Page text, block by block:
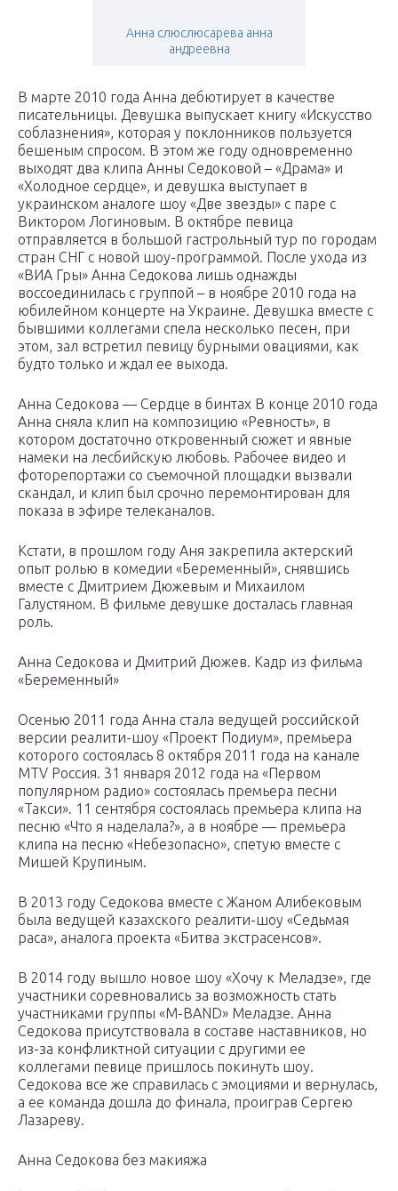
Анна слюслюсарева анна
андреевна
В марте 2010 года Анна дебютирует в качестве
писательницы. Девушка выпускает книгу «Искусство
соблазнения», которая у поклонников пользуется
бешеным спросом. В этом же году одновременно
выходят два клипа Анны Седоковой – «Драма» и
«Холодное сердце», и девушка выступает в
украинском аналоге шоу «Две звезды» с паре с
Виктором Логиновым. В октябре певица
отправляется в большой гастрольный тур по городам
стран СНГ с новой шоу-программой. После ухода из
«ВИА Гры» Анна Седокова лишь однажды
воссоединилась с группой – в ноябре 2010 года на
юбилейном концерте на Украине. Девушка вместе с
бывшими коллегами спела несколько песен, при
этом, зал встретил певицу бурными овациями, как
будто только и ждал ее выхода.
Анна Седокова — Сердце в бинтах В конце 2010 года
Анна сняла клип на композицию «Ревность», в
котором достаточно откровенный сюжет и явные
намеки на лесбийскую любовь. Рабочее видео и
фоторепортажи со съемочной площадки вызвали
скандал, и клип был срочно перемонтирован для
показа в эфире телеканалов.
Кстати, в прошлом году Аня закрепила актерский
опыт ролью в комедии «Беременный», снявшись
вместе с Дмитрием Дюжевым и Михаилом
Галустяном. В фильме девушке досталась главная
роль.
Анна Седокова и Дмитрий Дюжев. Кадр из фильма
«Беременный»
Осенью 2011 года Анна стала ведущей российской
версии реалити-шоу «Проект Подиум», премьера
которого состоялась 8 октября 2011 года на канале
MTV Россия. 31 января 2012 года на «Первом
популярном радио» состоялась премьера песни
«Такси». 11 сентября состоялась премьера клипа на
песню «Что я наделала?», а в ноябре — премьера
клипа на песню «Небезопасно», спетую вместе с
Мишей Крупиным.
В 2013 году Седокова вместе с Жаном Алибековым
была ведущей казахского реалити-шоу «Седьмая
раса», аналога проекта «Битва экстрасенсов».
В 2014 году вышло новое шоу «Хочу к Меладзе», где
участники соревновались за возможность стать
участниками группы «М-BAND» Меладзе. Анна
Седокова присутствовала в составе наставников, но
из-за конфликтной ситуации с другими ее
коллегами певице пришлось покинуть шоу.
Седокова все же справилась с эмоциями и вернулась,
а ее команда дошла до финала, проиграв Сергею
Лазареву.
Анна Седокова без макияжа